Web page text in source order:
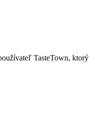
TasteTown, ktorý